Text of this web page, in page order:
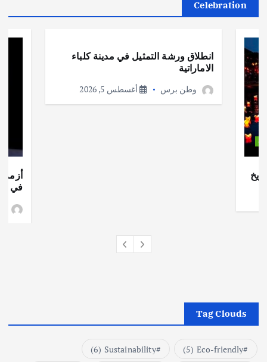
Celebration
انطلاق ورشة التمثيل في مدينة كلباء
الاماراتية
وطن برس أغسطس 5, 2026
أزمة
في
Tag Clouds
Eco-friendly
(5)
Sustainability
(6)